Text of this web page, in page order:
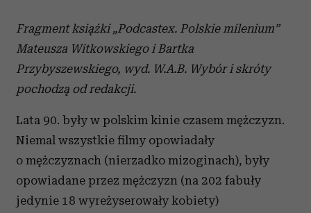
Fragment książki „Podcastex. Polskie milenium”
Mateusza Witkowskiego i Bartka
Przybyszewskiego, wyd. W.A.B. Wybór i skróty
pochodzą od redakcji.
Lata 90. były w polskim kinie czasem mężczyzn.
Niemal wszystkie filmy opowiadały
o mężczyznach (nierzadko mizoginach), były
opowiadane przez mężczyzn (na 202 fabuły
jedynie 18 wyreżyserowały kobiety)